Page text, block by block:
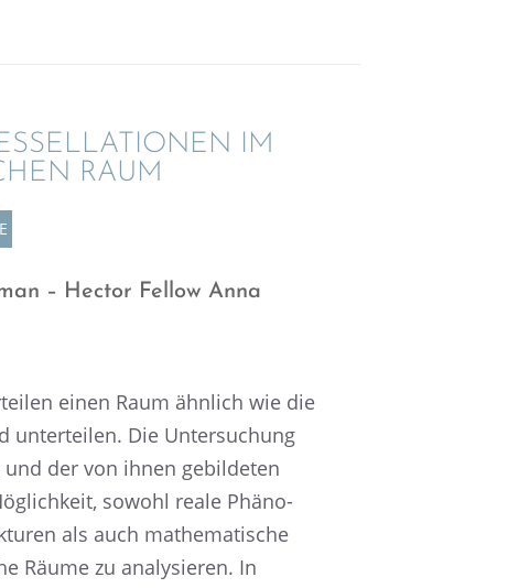
IM
RAUM
– Hector Fellow Anna
einen Raum ähnlich wie die
unter­tei­len. Die Unter­su­chung
und der von ihnen gebil­de­ten
sowohl reale Phäno­
als auch mathe­ma­ti­sche
Räume zu analy­sie­ren. In